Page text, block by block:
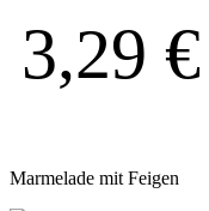
3,29 €
Marmelade mit Feigen